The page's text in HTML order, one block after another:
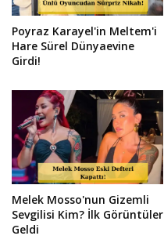
Poyraz Karayel'in Meltem'i
Hare Sürel Dünyaevine
Girdi!
Melek Mosso'nun Gizemli
Sevgilisi Kim? İlk Görüntüler
Geldi